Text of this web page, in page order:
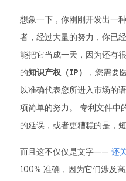
想象一下，你刚刚开发出一
者，经过大量的努力，你已
能把它当成一天，因为还有
的知识产权（IP）
，您需要
以准确代表您所进入市场的
项简单的努力。 专利文件中
的延误，或者更糟糕的是，
而且这不仅仅是文字—— 还
100% 准确，因为它们涉及